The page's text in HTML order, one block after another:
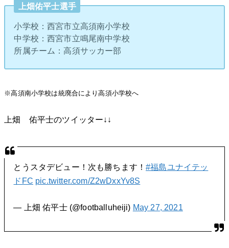
上畑佑平士選手
小学校：西宮市立高須南小学校
中学校：西宮市立鳴尾南中学校
所属チーム：高須サッカー部
※高須南小学校は統廃合により高須小学校へ
上畑 佑平士のツイッター↓↓
とうスタデビュー！次も勝ちます！#福島ユナイテッ
ドFC pic.twitter.com/Z2wDxxYv8S
— 上畑 佑平士 (@footballuheiji) May 27, 2021